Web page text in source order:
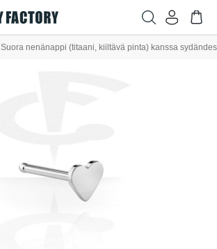
Suora nenänappi (titaani, kiiltävä pinta) kanssa